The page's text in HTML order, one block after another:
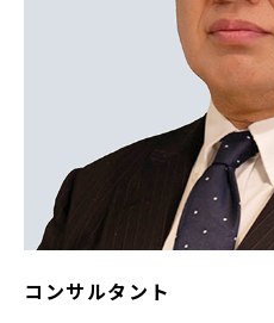
コンサルタント